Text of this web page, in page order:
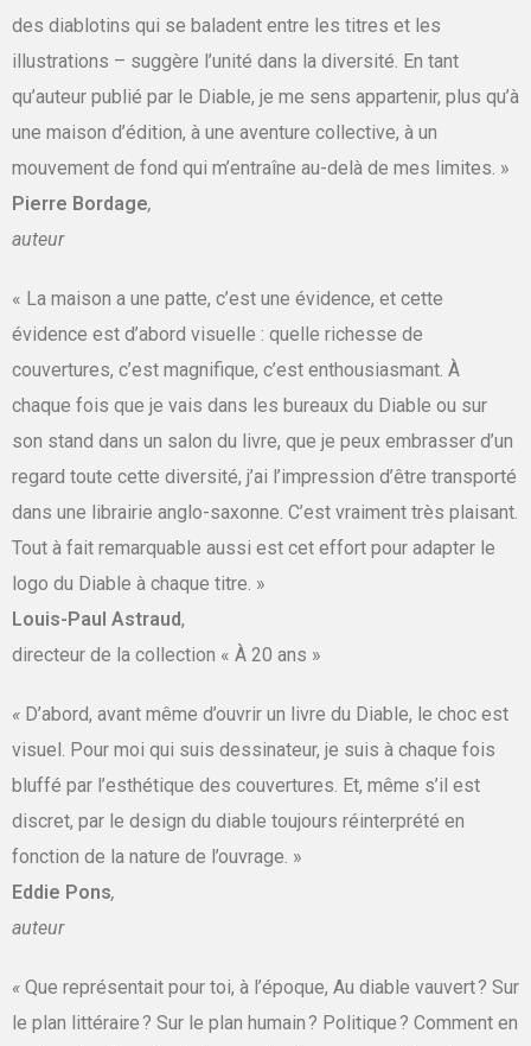
des diablotins qui se baladent entre les titres et les
illustrations – suggère l’unité dans la diversité. En tant
qu’auteur publié par le Diable, je me sens appartenir, plus qu’à
une maison d’édition, à une aventure collective, à un
mouvement de fond qui m’entraîne au-delà de mes limites. »
Pierre Bordage,
auteur
« La maison a une patte, c’est une évidence, et cette
évidence est d’abord visuelle : quelle richesse de
couvertures, c’est magnifique, c’est enthousiasmant. À
chaque fois que je vais dans les bureaux du Diable ou sur
son stand dans un salon du livre, que je peux embrasser d’un
regard toute cette diversité, j’ai l’impression d’être transporté
dans une librairie anglo-saxonne. C’est vraiment très plaisant.
Tout à fait remarquable aussi est cet effort pour adapter le
logo du Diable à chaque titre. »
Louis-Paul Astraud,
directeur de la collection « À 20 ans »
« D’abord, avant même d’ouvrir un livre du Diable, le choc est
visuel. Pour moi qui suis dessinateur, je suis à chaque fois
bluffé par l’esthétique des couvertures. Et, même s’il est
discret, par le design du diable toujours réinterprété en
fonction de la nature de l’ouvrage. »
Eddie Pons,
auteur
« Que représentait pour toi, à l’époque, Au diable vauvert ? Sur
le plan littéraire ? Sur le plan humain ? Politique ? Comment en